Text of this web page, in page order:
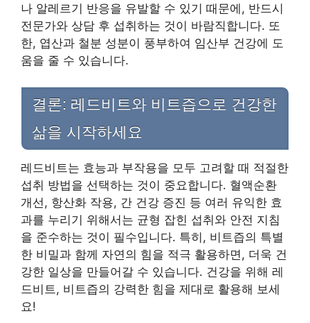
나 알레르기 반응을 유발할 수 있기 때문에, 반드시
전문가와 상담 후 섭취하는 것이 바람직합니다. 또
한, 엽산과 철분 성분이 풍부하여 임산부 건강에 도
움을 줄 수 있습니다.
결론: 레드비트와 비트즙으로 건강한
삶을 시작하세요
레드비트는 효능과 부작용을 모두 고려할 때 적절한
섭취 방법을 선택하는 것이 중요합니다. 혈액순환
개선, 항산화 작용, 간 건강 증진 등 여러 유익한 효
과를 누리기 위해서는 균형 잡힌 섭취와 안전 지침
을 준수하는 것이 필수입니다. 특히, 비트즙의 특별
한 비밀과 함께 자연의 힘을 적극 활용하면, 더욱 건
강한 일상을 만들어갈 수 있습니다. 건강을 위해 레
드비트, 비트즙의 강력한 힘을 제대로 활용해 보세
요!